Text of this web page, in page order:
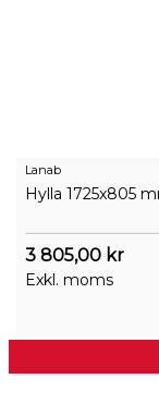
Lanab
Hylla 1725x805
3 805,00 kr
Exkl. moms